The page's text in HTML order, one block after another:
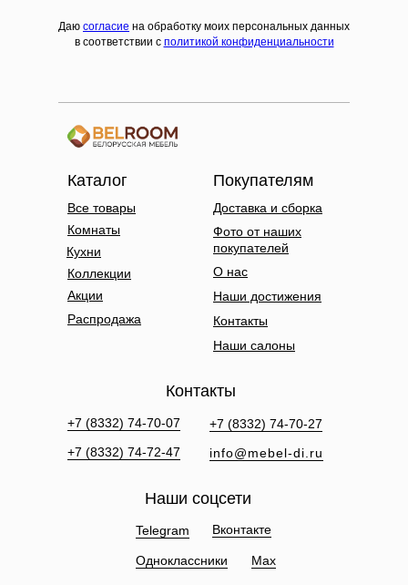
Даю согласие на обработку моих персональных данных
в соответствии с политикой конфиденциальности
Все товары
Комнаты
Коллекции
Акции
Распродажа
+7 (8332) 74-70-07
+7 (8332) 74-72-47
+7 (8332) 74-70-27
info@mebel-di.ru
Контакты
Наши соцсети
Telegram
Покупателям
Каталог
Доставка и сборка
Фото от наших
покупателей
О нас
Контакты
Наши салоны
Одноклассники Max
Вконтакте
Наши достижения
Кухни